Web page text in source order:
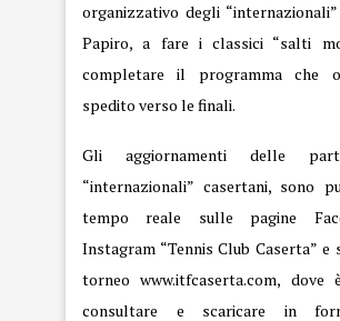
organizzativo degli
Papiro, a fare i classici “salti
completare il programma che
spedito verso le finali.
Gli aggiornamenti delle
“internazionali” casertani, sono
tempo reale sulle pagine
Instagram “Tennis Club Caserta” e
torneowww.itfcaserta.com, dove
consultare e scaricare in